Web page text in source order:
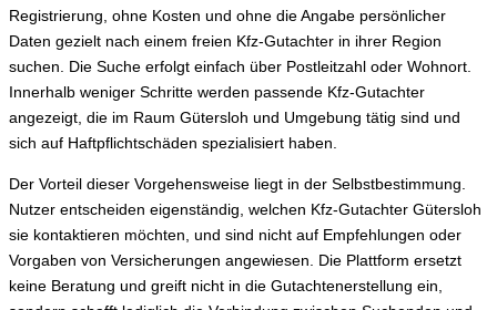
Registrierung, ohne Kosten und ohne die Angabe persönlicher
Daten gezielt nach einem freien Kfz-Gutachter in ihrer Region
suchen. Die Suche erfolgt einfach über Postleitzahl oder Wohnort.
Innerhalb weniger Schritte werden passende Kfz-Gutachter
angezeigt, die im Raum Gütersloh und Umgebung tätig sind und
sich auf Haftpflichtschäden spezialisiert haben.
Der Vorteil dieser Vorgehensweise liegt in der Selbstbestimmung.
Nutzer entscheiden eigenständig, welchen Kfz-Gutachter Gütersloh
sie kontaktieren möchten, und sind nicht auf Empfehlungen oder
Vorgaben von Versicherungen angewiesen. Die Plattform ersetzt
keine Beratung und greift nicht in die Gutachtenerstellung ein,